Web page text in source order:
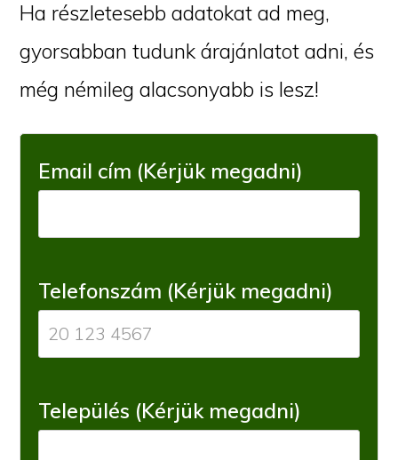
Ha részletesebb adatokat ad meg,
gyorsabban tudunk árajánlatot adni, és
még némileg alacsonyabb is lesz!
Email cím (Kérjük megadni)
Telefonszám (Kérjük megadni)
Település (Kérjük megadni)